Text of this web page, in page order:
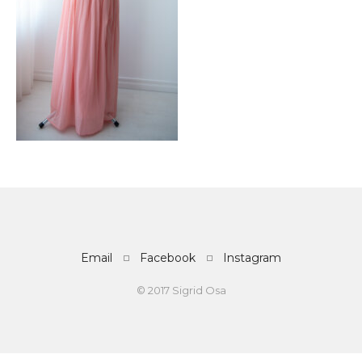
Email Facebook Instagram
© 2017 Sigrid Osa